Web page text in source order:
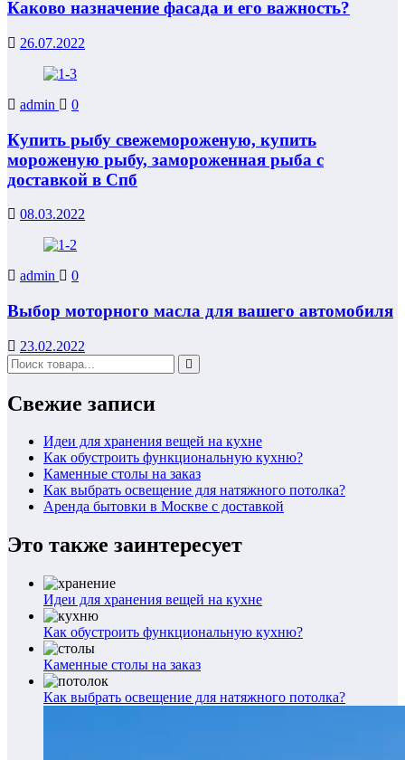
Каково назначение фасада и его важность?
26.07.2022
admin 0
Купить рыбу свежемороженую, купить
мороженую рыбу, замороженная рыба с
доставкой в Спб
08.03.2022
admin 0
Выбор моторного масла для вашего автомобиля
23.02.2022
Свежие записи
Идеи для хранения вещей на кухне
Как обустроить функциональную кухню?
Каменные столы на заказ
Как выбрать освещение для натяжного потолка?
Аренда бытовки в Москве с доставкой
Это также заинтересует
Идеи для хранения вещей на кухне
Как обустроить функциональную кухню?
Каменные столы на заказ
Как выбрать освещение для натяжного потолка?